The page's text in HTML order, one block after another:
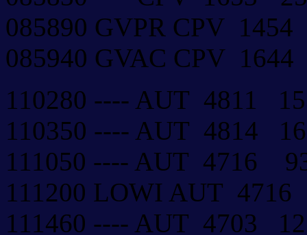
085890 GVPR CPV
085940 GVAC CPV
110280 ---- AUT 4811
110350 ---- AUT 4814
111050 ---- AUT 4716
111200 LOWI AUT
111460 ---- AUT 4703